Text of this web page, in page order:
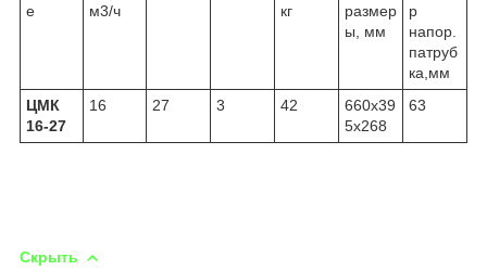
е
м3/ч
кг
размер
ы, мм
р
напор.
патруб
ка,мм
ЦМК
16-27
16 27 3 42
660х39
5х268
63
Скрыть